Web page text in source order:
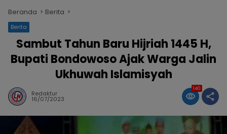
Beranda Berita
Berita
Sambut Tahun Baru Hijriah 1445 H,
Bupati Bondowoso Ajak Warga Jalin
Ukhuwah Islamisyah
Redaktur
16/07/2023
140